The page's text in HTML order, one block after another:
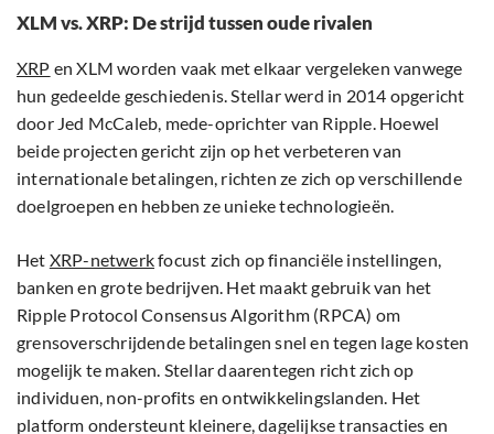
XLM vs. XRP: De strijd tussen oude rivalen
XRP en XLM worden vaak met elkaar vergeleken vanwege
hun gedeelde geschiedenis. Stellar werd in 2014 opgericht
door Jed McCaleb, mede-oprichter van Ripple. Hoewel
beide projecten gericht zijn op het verbeteren van
internationale betalingen, richten ze zich op verschillende
doelgroepen en hebben ze unieke technologieën.
Het XRP-netwerkfocust zich op financiële instellingen,
banken en grote bedrijven. Het maakt gebruik van het
Ripple Protocol Consensus Algorithm (RPCA) om
grensoverschrijdende betalingen snel en tegen lage kosten
mogelijk te maken. Stellar daarentegen richt zich op
individuen, non-profits en ontwikkelingslanden. Het
platform ondersteunt kleinere, dagelijkse transacties en